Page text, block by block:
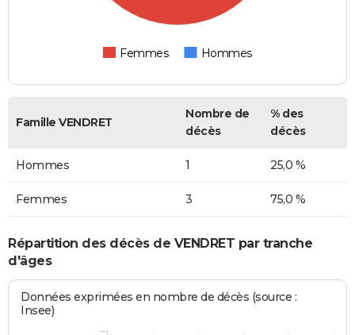
Femmes Hommes
Famille VENDRET
Nombre de
décès
% des
décès
Hommes 1 25,0 %
Femmes 3 75,0 %
Répartition des décès de VENDRET par tranche
d'âges
Données exprimées en nombre de décès (source :
Insee)